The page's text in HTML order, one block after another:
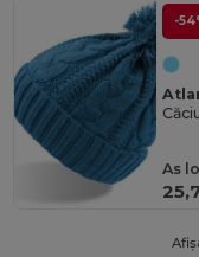
-
As